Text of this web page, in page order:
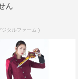
したことは何も
を選んだ理由を
ん
ジタルファーム )